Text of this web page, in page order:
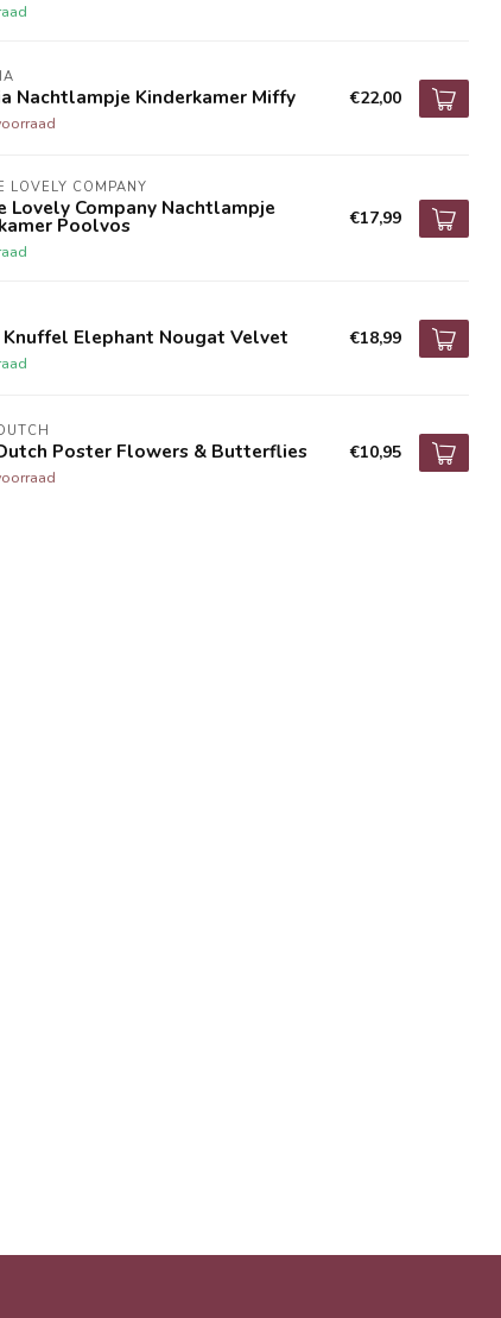
Nachtlampje Kinderkamer Miffy €22,00
LOVELY COMPANY
Lovely Company Nachtlampje
Poolvos €17,99
Elephant Nougat Velvet €18,99
Poster Flowers & Butterflies €10,95